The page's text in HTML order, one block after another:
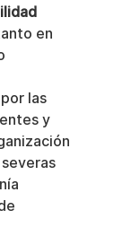
en
las
y